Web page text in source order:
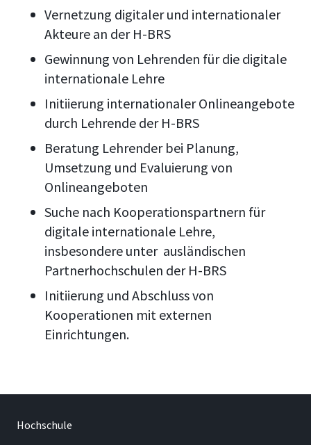
Vernetzung digitaler und internationaler
Akteure an der H-BRS
Gewinnung von Lehrenden für die digitale
internationale Lehre
Initiierung internationaler Onlineangebote
durch Lehrende der H-BRS
Beratung Lehrender bei Planung,
Umsetzung und Evaluierung von
Onlineangeboten
Suche nach Kooperationspartnern für
digitale internationale Lehre,
insbesondere unter ausländischen
Partnerhochschulen der H-BRS
Initiierung und Abschluss von
Kooperationen mit externen
Einrichtungen.
Hochschule